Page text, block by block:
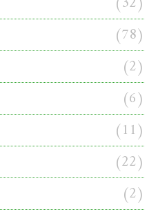
(78)
(2)
(6)
(11)
(22)
(2)